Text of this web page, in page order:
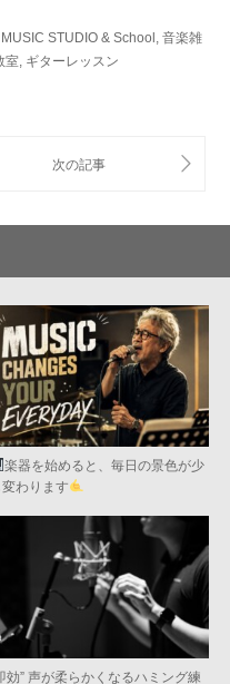
STUDIO & School , 音楽雑
室, ギターレッスン
楽器を始めると、毎日の景色が少
変わります
効” 声が柔らかくなるハミング練